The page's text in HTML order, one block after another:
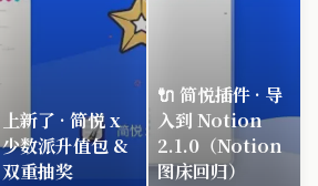
上新了 · 简悦 x
少数派升值包 &
双重抽奖
🔌 简悦插件 · 导
入到 Notion
2.1.0（Notion
图床回归）